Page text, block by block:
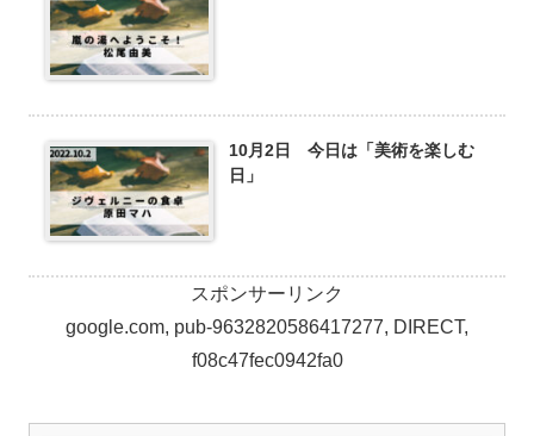
10月2日 今日は「美術を楽しむ
日」
スポンサーリンク
google.com, pub-9632820586417277, DIRECT,
f08c47fec0942fa0